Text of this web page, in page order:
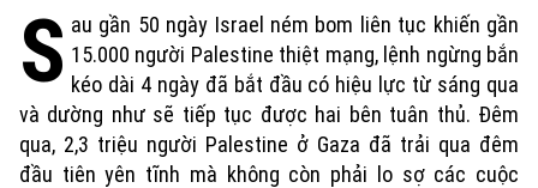
S au gần 50 ngày Israel ném bom liên tục khiến gần
15.000 người Palestine thiệt mạng, lệnh ngừng bắn
kéo dài 4 ngày đã bắt đầu có hiệu lực từ sáng qua
và dường như sẽ tiếp tục được hai bên tuân thủ. Đêm
qua, 2,3 triệu người Palestine ở Gaza đã trải qua đêm
đầu tiên yên tĩnh mà không còn phải lo sợ các cuộc